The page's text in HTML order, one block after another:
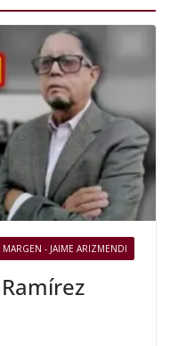
MARGEN - JAIME ARIZMENDI